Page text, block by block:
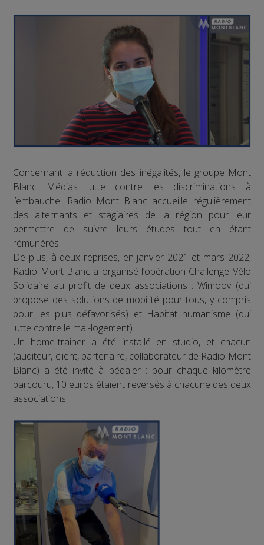
Concernant la réduction des inégalités, le groupe Mont
Blanc Médias lutte contre les discriminations à
l’embauche. Radio Mont Blanc accueille régulièrement
des alternants et stagiaires de la région pour leur
permettre de suivre leurs études tout en étant
rémunérés.
De plus, à deux reprises, en janvier 2021 et mars 2022,
Radio Mont Blanc a organisé l’opération Challenge Vélo
Solidaire au profit de deux associations : Wimoov (qui
propose des solutions de mobilité pour tous, y compris
pour les plus défavorisés) et Habitat humanisme (qui
lutte contre le mal-logement).
Un home-trainer a été installé en studio, et chacun
(auditeur, client, partenaire, collaborateur de Radio Mont
Blanc) a été invité à pédaler : pour chaque kilomètre
parcouru, 10 euros étaient reversés à chacune des deux
associations.